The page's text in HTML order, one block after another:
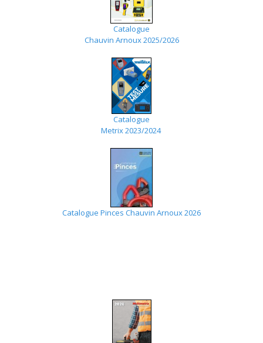
Catalogue
Chauvin Arnoux 2025/2026
Catalogue
Metrix 2023/2024
Catalogue Pinces Chauvin Arnoux 2026